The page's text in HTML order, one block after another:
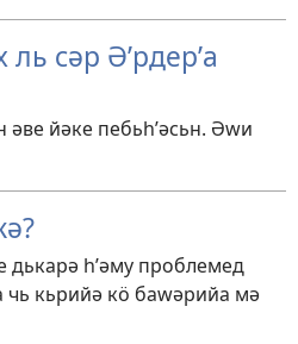
сәр Әʹрдерʹа
йәке пебьһʹәсьн. Әԝи
дькарә һʹәму проблемед
чь кьрийә кӧ баԝәрийа мә